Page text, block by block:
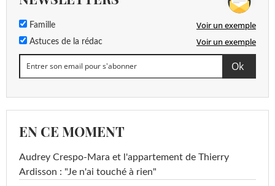
Famille Voir un exemple
Astuces de la rédac Voir un exemple
EN CE MOMENT
Audrey Crespo-Mara et l'appartement de Thierry
Ardisson : "Je n'ai touché à rien"